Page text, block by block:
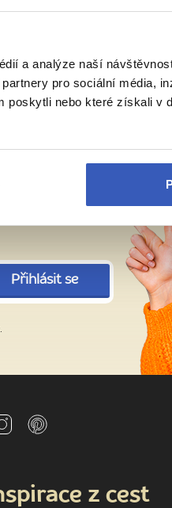
a analýze naší
pro sociální média,
poskytli nebo které získali v
Přihlásit se
z cest